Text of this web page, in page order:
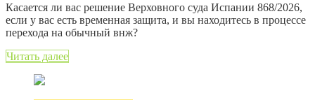
Касается ли вас решение Верховного суда Испании 868/2026,
если у вас есть временная защита, и вы находитесь в процессе
перехода на обычный внж?
Читать далее